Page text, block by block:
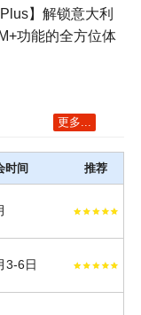
】解锁意大利
功能的全方位体
更多...
时间 推荐
3-6日